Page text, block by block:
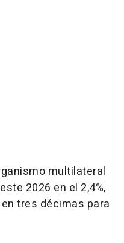
multilateral
2026 en el 2,4%,
tres décimas para